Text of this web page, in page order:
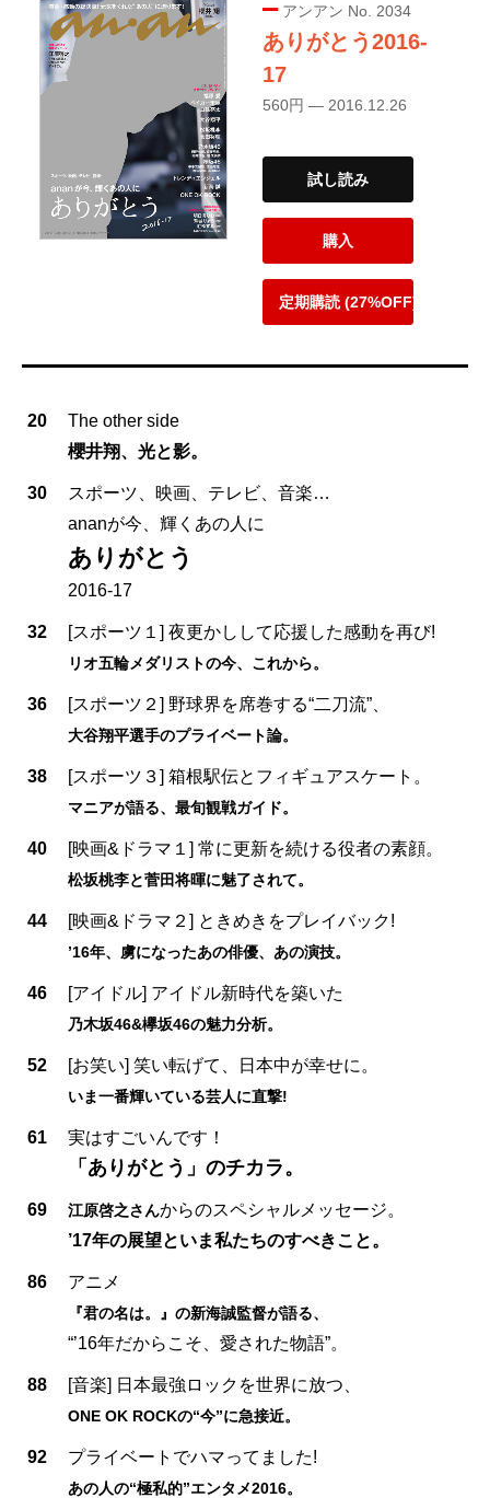
アンアン No. 2034
ありがとう2016-
17
560円 — 2016.12.26
試し読み
購入
定期購読 (27%OFF)
20
The other side
櫻井翔、光と影。
30
スポーツ、映画、テレビ、音楽…
ananが今、輝くあの人に
ありがとう
2016-17
32 [スポーツ１] 夜更かしして応援した感動を再び!
リオ五輪メダリストの今、これから。
36 [スポーツ２] 野球界を席巻する“二刀流”、
大谷翔平選手のプライベート論。
38 [スポーツ３] 箱根駅伝とフィギュアスケート。
マニアが語る、最旬観戦ガイド。
40 [映画&ドラマ１] 常に更新を続ける役者の素顔。
松坂桃李と菅田将暉に魅了されて。
44 [映画&ドラマ２] ときめきをプレイバック!
’16年、虜になったあの俳優、あの演技。
46 [アイドル] アイドル新時代を築いた
乃木坂46&欅坂46の魅力分析。
52 [お笑い] 笑い転げて、日本中が幸せに。
いま一番輝いている芸人に直撃!
61 実はすごいんです！
「ありがとう」のチカラ。
69 江原啓之さんからのスペシャルメッセージ。
’17年の展望といま私たちのすべきこと。
86 アニメ
『君の名は。』の新海誠監督が語る、
“’16年だからこそ、愛された物語”。
88 [音楽] 日本最強ロックを世界に放つ、
ONE OK ROCKの“今”に急接近。
92 プライベートでハマってました!
あの人の“極私的”エンタメ2016。